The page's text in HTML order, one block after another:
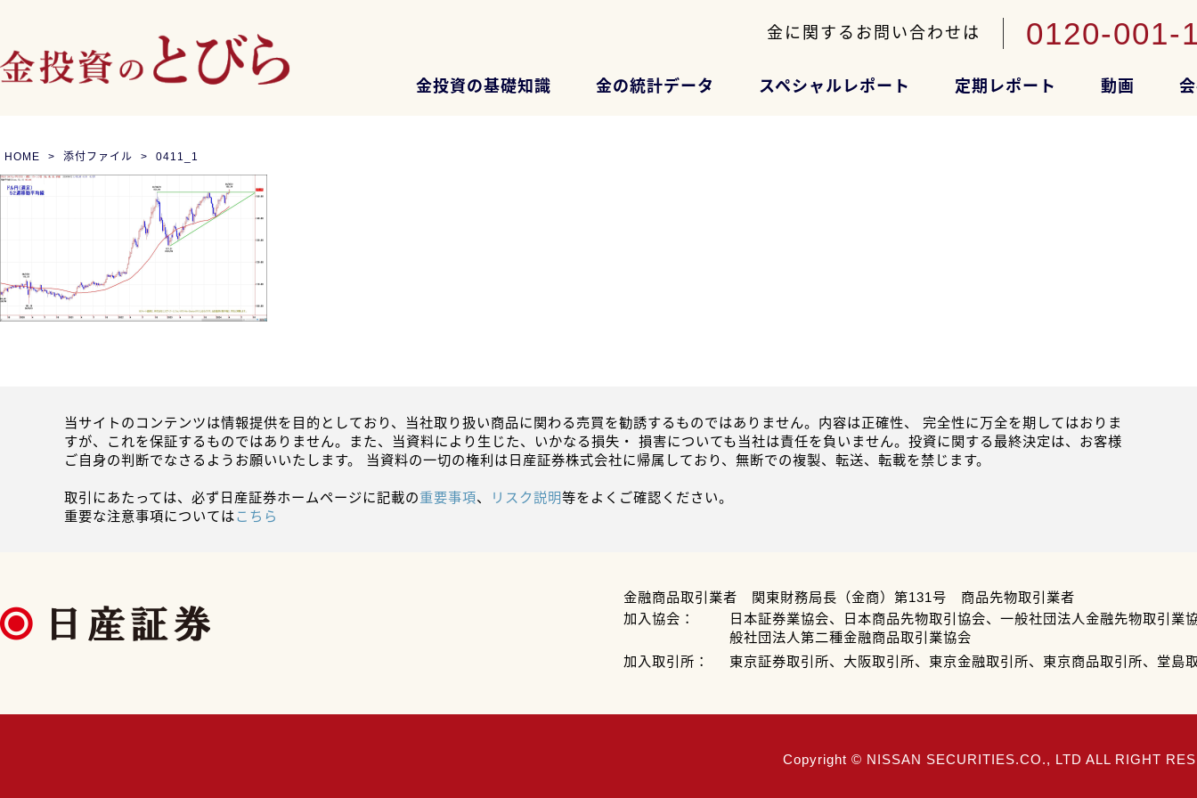
金に関するお問い合わせは 0120-001-
金投資の基礎知識 金の統計データ スペシャルレポート 定期レポート 動画
HOME 添付ファイル 0411_1
当サイトのコンテンツは情報提供を目的としており、当社取り扱い商品に関わる売買を勧誘するものではありません。内容は正確性、 完全性に万全を期してはおりま
すが、これを保証するものではありません。また、当資料により生じた、いかなる損失・ 損害についても当社は責任を負いません。投資に関する最終決定は、お客様
ご自身の判断でなさるようお願いいたします。 当資料の一切の権利は日産証券株式会社に帰属しており、無断での複製、転送、転載を禁じます。
取引にあたっては、必ず日産証券ホームページに記載の重要事項、 リスク説明等をよくご確認ください。
重要な注意事項についてはこちら
金融商品取引業者 関東財務局長（金商）第131号 商品先物取引業者
加入協会：
日本証券業協会、日本商品先物取引協会、一般社団法人金融先物取引業
般社団法人第二種金融商品取引業協会
加入取引所：
東京証券取引所、大阪取引所、東京金融取引所、東京商品取引所、堂島
Copyright © NISSAN SECURITIES.CO., LTD ALL RIGHT